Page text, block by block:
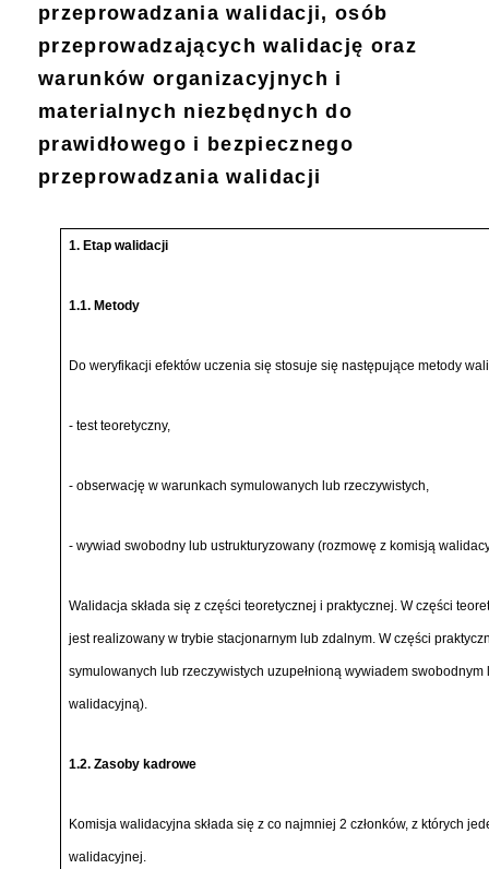
przeprowadzania walidacji, osób
przeprowadzających walidację oraz
warunków organizacyjnych i
materialnych niezbędnych do
prawidłowego i bezpiecznego
przeprowadzania walidacji
1. Etap walidacji
1.1. Metody
Do weryfikacji efektów uczenia się stosuje się następujące metody
- test teoretyczny,
- obserwację w warunkach symulowanych lub rzeczywistych,
- wywiad swobodny lub ustrukturyzowany (rozmowę z komisją
Walidacja składa się z części teoretycznej i praktycznej. W części
jest realizowany w trybie stacjonarnym lub zdalnym. W części
symulowanych lub rzeczywistych uzupełnioną wywiadem
walidacyjną).
1.2. Zasoby kadrowe
Komisja walidacyjna składa się z co najmniej 2 członków, z których
walidacyjnej.